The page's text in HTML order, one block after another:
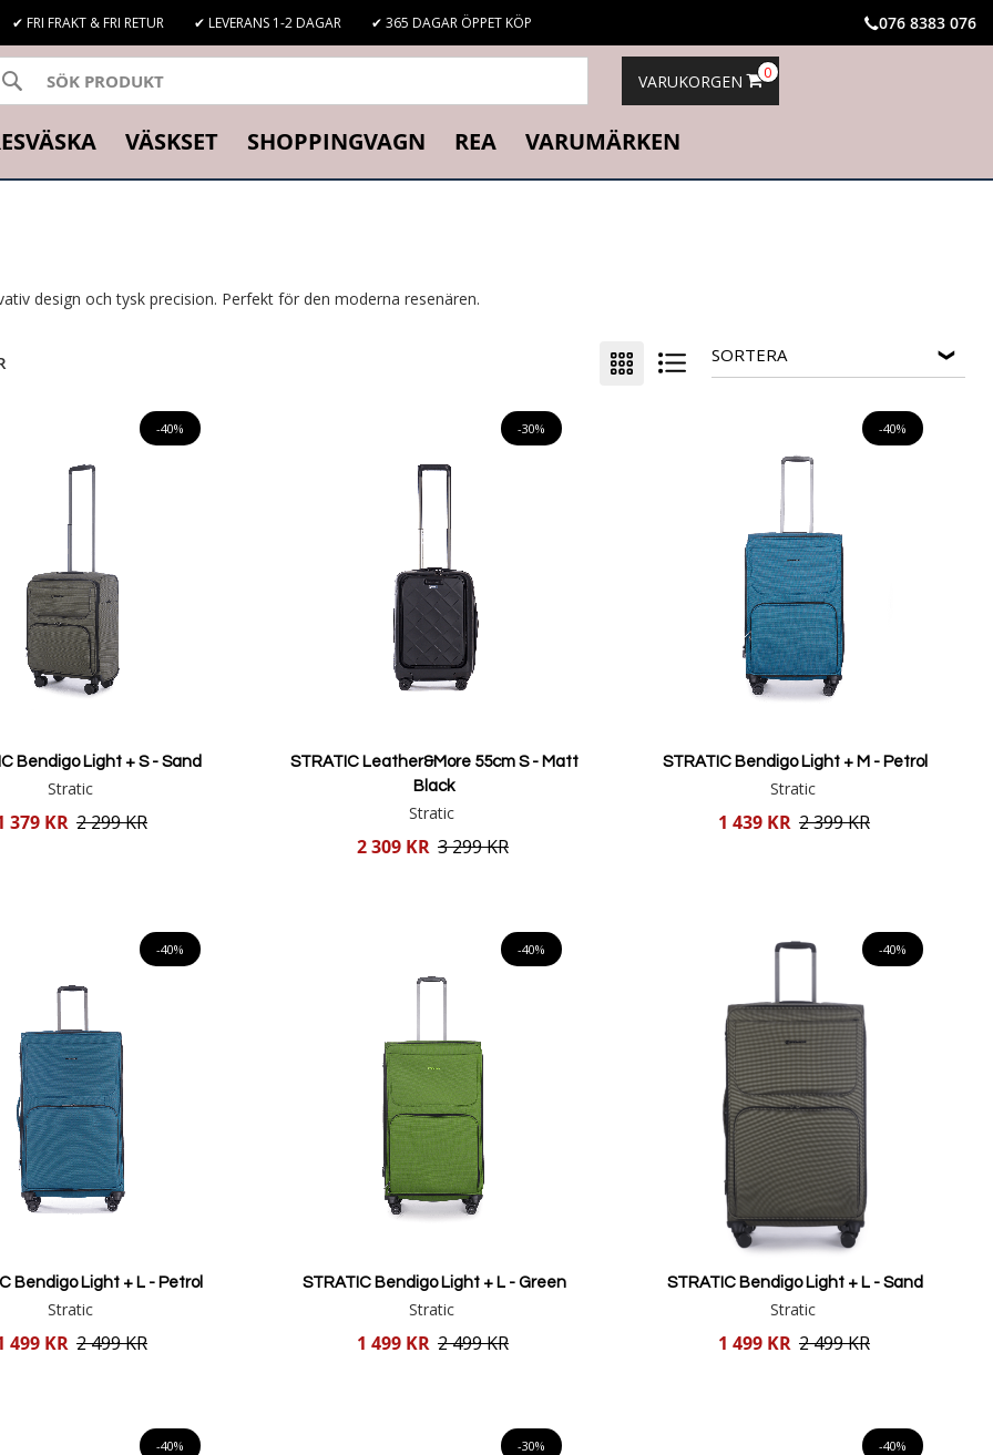
✔ FRI FRAKT & FRI RETUR ✔ LEVERANS 1-2 DAGAR ✔ 365 DAGAR ÖPPET KÖP 076 8383 076
SÖK VARUKORGEN 0
VÄSKSET SHOPPINGVAGN REA VARUMÄRKEN
design och tysk precision. Perfekt för den moderna resenären.
SORTERA
-40%
Bendigo Light + S - Sand
Stratic
379 KR 2 299 KR
-30%
STRATIC Leather&More 55cm S - Matt
Black
Stratic
2 309 KR 3 299 KR
-40%
STRATIC Bendigo Light + M - Petrol
Stratic
1 439 KR 2 399 KR
-40%
Bendigo Light + L - Petrol
Stratic
499 KR 2 499 KR
-40%
STRATIC Bendigo Light + L - Green
Stratic
1 499 KR 2 499 KR
-40%
STRATIC Bendigo Light + L - Sand
Stratic
1 499 KR 2 499 KR
-40% -30% -40%